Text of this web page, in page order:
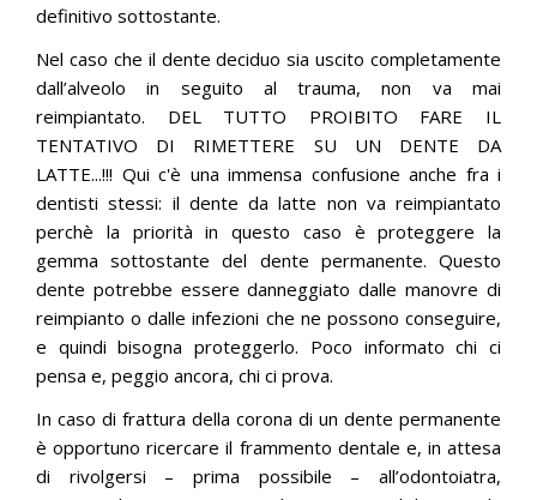
definitivo sottostante.
Nel caso che il dente deciduo sia uscito completamente
dall’alveolo in seguito al trauma, non va mai
reimpiantato. DEL TUTTO PROIBITO FARE IL
TENTATIVO DI RIMETTERE SU UN DENTE DA
LATTE...!!! Qui c'è una immensa confusione anche fra i
dentisti stessi: il dente da latte non va reimpiantato
perchè la priorità in questo caso è proteggere la
gemma sottostante del dente permanente. Questo
dente potrebbe essere danneggiato dalle manovre di
reimpianto o dalle infezioni che ne possono conseguire,
e quindi bisogna proteggerlo. Poco informato chi ci
pensa e, peggio ancora, chi ci prova.
In caso di frattura della corona di un dente permanente
è opportuno ricercare il frammento dentale e, in attesa
di rivolgersi – prima possibile – all’odontoiatra,